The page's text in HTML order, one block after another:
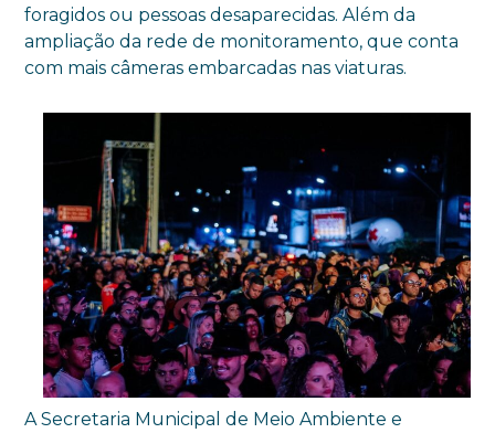
foragidos ou pessoas desaparecidas. Além da
ampliação da rede de monitoramento, que conta
com mais câmeras embarcadas nas viaturas.
A Secretaria Municipal de Meio Ambiente e